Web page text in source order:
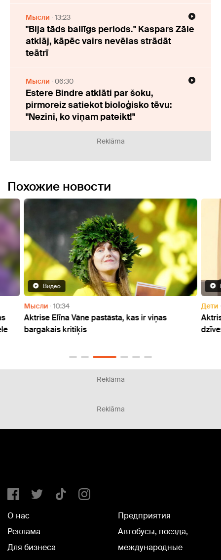
Мысли 13:23
"Bija tāds bailīgs periods." Kaspars Zāle
atklāj, kāpēc vairs nevēlas strādāt
teātrī
Мысли 06:30
Estere Bindre atklāti par šoku,
pirmoreiz satiekot bioloģisko tēvu:
"Nezini, ko viņam pateikt!"
Reklāma
Похожие новости
Видео
Мысли 10:34
Aktrise Elīna Vāne pastāsta, kas ir viņas
bargākais kritiķis
Дети
Reklāma
Reklāma
О нас
Реклама
Для бизнеса
Предприятия
Автобусы, поезда,
международные